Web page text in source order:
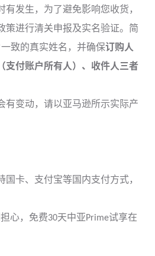
有发生，为了避免影响您收货，
策进行清关申报及实名验证。简
致的真实姓名，并确保订购人
支付账户所有人）、收件人三者
有变动，请以亚马逊所示实际产
国卡、支付宝等国内支付方式，
心，免费30天中亚Prime试享在